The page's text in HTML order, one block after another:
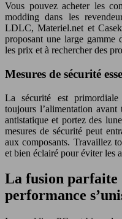
Vous pouvez acheter les
modding dans les
LDLC, Materiel.net et
proposant une large gamme
les prix et à rechercher des
Mesures de sécurité
La sécurité est
toujours l’alimentation
antistatique et portez des
mesures de sécurité peut
aux composants. Travaillez
et bien éclairé pour éviter les
La fusion parfaite
performance